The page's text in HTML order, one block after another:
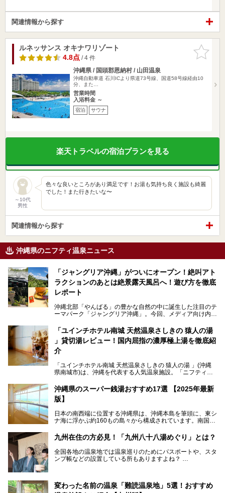
関連情報から探す
お気に入
りに追加
ルネッサンス オキナワリゾート
4.8点/ 4 件
沖縄県 / 国頭郡恩納村 / 山田温泉
沖縄自動車道 石川ICより県道73号線、国道58号線経由10
分、また…
営業時間
入浴料金 ～
宿泊 サウナ
楽天トラベルの宿泊プランを見る
～10代
男性
色々な良いところがあり満足です！お湯も気持ち良く施設も綺麗
でした！また行きたいな〜
関連情報から探す
沖縄県のニフティ温泉ニュース
「ジャングリア沖縄」がついにオープン！絶叫アト
ラクションのあとは絶景露天風呂へ！遊び方を徹底
レポート
沖縄北部「やんばる」の豊かな自然の中に誕生した注目のテ
ーマパーク「ジャングリア沖縄」。今回、メディア向け内覧
グリアの全貌をお届けすべく、見どころや料金、アクセス方
法まで徹底解説していきます。
「ユインチホテル南城 天然温泉さしきの 猿人の湯
」貸切湯レビュー！国内屈指の濃厚極上湯を徹底紹
介
「ユインチホテル南城 天然温泉さしきの 猿人の湯 」(沖縄
県南城市)は、沖縄を代表する人気温泉施設。「ニフティ温
位を獲得し、平日・土日にかかわらず多くの常連客や温泉フ
ァンが訪れます。
ンに注目される存在。今回は貸切湯にスポットを当て、その
魅力を徹底解説します。
沖縄県のスーパー銭湯おすすめ17選 【2025年最新
版】
日本の南西端に位置する沖縄県は、沖縄本島を筆頭に、東シ
ナ海に浮かぶ約160もの島々から構成されています。南国な
ずの豊かな自然、独自の歴史や文化など、多くの人を惹きつ
けてやまない魅力あふれる観光県です。
そんな沖縄県のスーパー銭湯には、ホテル併設などリゾート
と同時に楽しめる施設が多くあります。日帰りでも旅行気分
九州在住の方必見！「九州八十八湯めぐり」とは？
全国各地の温泉地では温泉巡りのためにパスポートや、スタ
ンプ帳などの設置している所もありますよね？
な方ならぜひ参加してみたいスタンプラリーでしょう。
変わった名前の温泉「難読温泉地」5選！おすすめ